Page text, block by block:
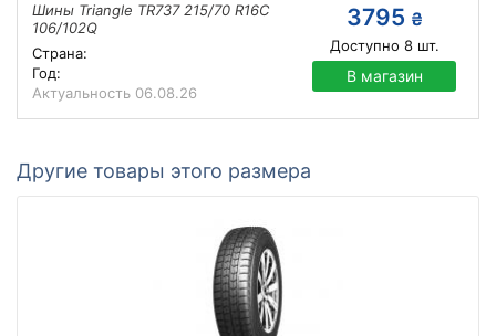
Шины Triangle TR737 215/70 R16C
106/102Q
Страна:
Год:
Актуальность 06.08.26
3795 ₴
Доступно 8шт.
В магазин
Другие товары этого размера